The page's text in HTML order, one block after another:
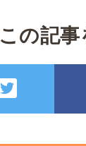
この記